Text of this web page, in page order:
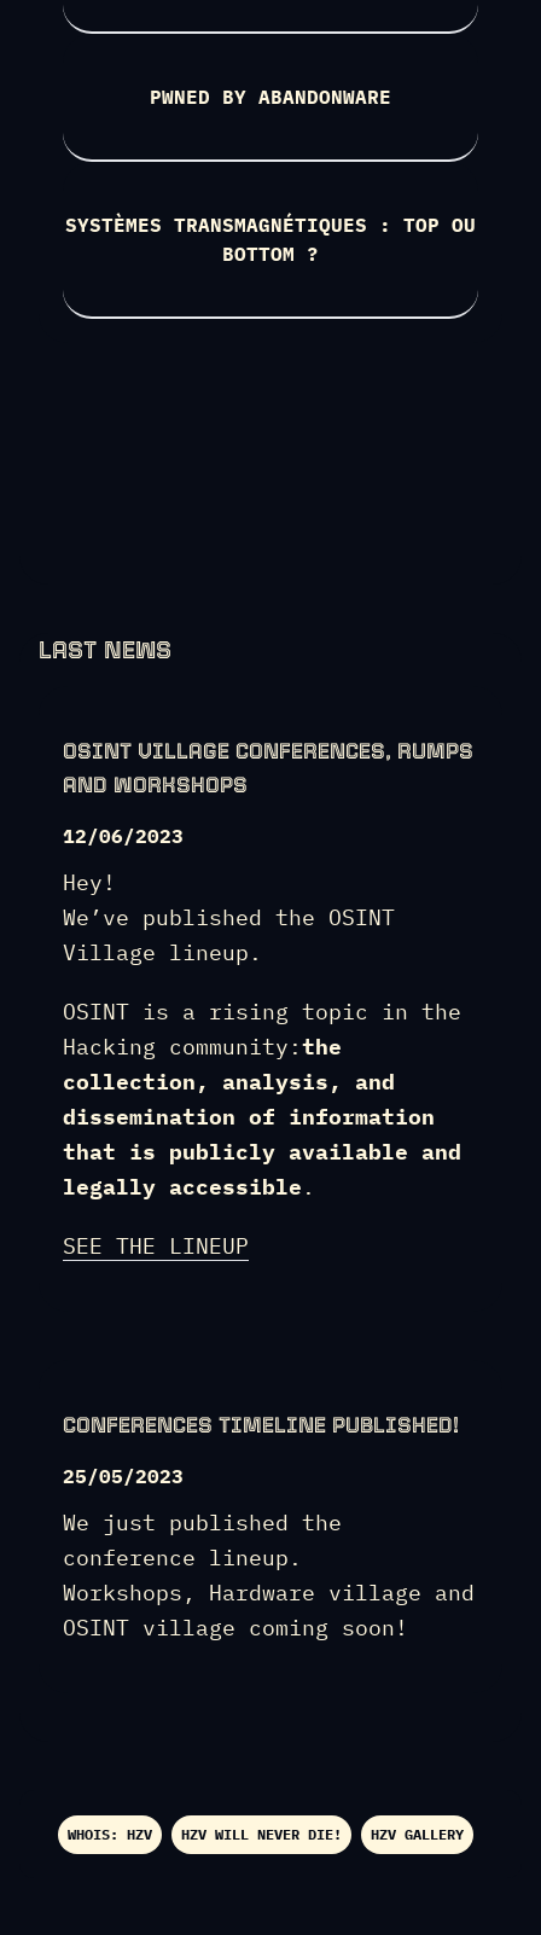
PWNED BY ABANDONWARE
SYSTÈMES TRANSMAGNÉTIQUES : TOP OU
BOTTOM ?
LAST NEWS
OSINT VILLAGE CONFERENCES, RUMPS
AND WORKSHOPS
12/06/2023
Hey!
We’ve published the OSINT
Village lineup.
OSINT is a rising topic in the
Hacking community:the
collection, analysis, and
dissemination of information
that is publicly available and
legally accessible .
SEE THE LINEUP
CONFERENCES TIMELINE PUBLISHED!
25/05/2023
We just published the
conference lineup.
Workshops, Hardware village and
OSINT village coming soon!
WHOIS: HZV HZV WILL NEVER DIE! HZV GALLERY